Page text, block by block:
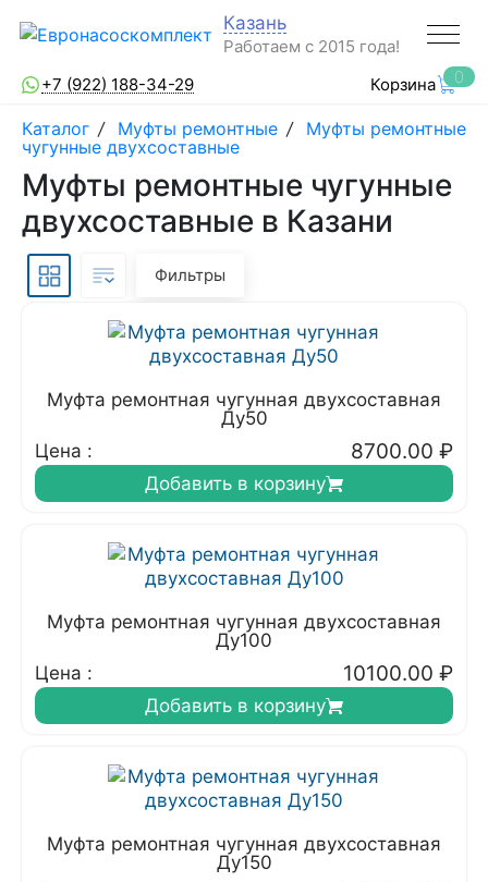
Казань
Работаем с 2015 года!
+7 (922) 188-34-29
Корзина 0
Каталог / Муфты ремонтные / Муфты ремонтные
чугунные двухсоставные
Муфты ремонтные чугунные
двухсоставные в Казани
Фильтры
Муфта ремонтная чугунная двухсоставная
Ду50
Цена :
8700.00 ₽
Добавить в корзину
Муфта ремонтная чугунная двухсоставная
Ду100
Цена :
10100.00 ₽
Добавить в корзину
Муфта ремонтная чугунная двухсоставная
Ду150